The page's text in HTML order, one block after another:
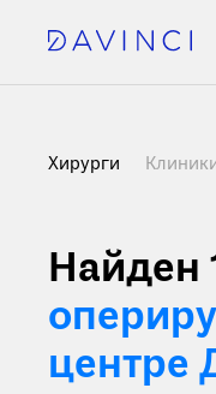
Хирурги
Найден
центре